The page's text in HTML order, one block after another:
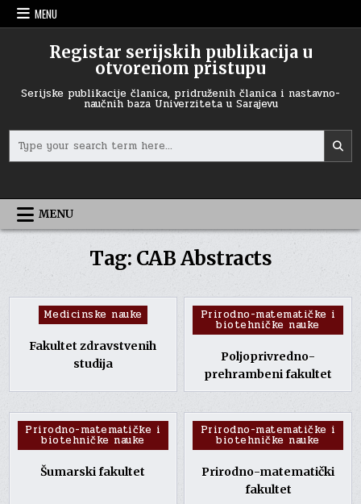
Skip
to
MENU
Registar serijskih publikacija u
otvorenom pristupu
Serijske publikacije članica, pridruženih članica i nastavno-
naučnih baza Univerziteta u Sarajevu
for:
MENU
Tag: CAB Abstracts
Posted
in
Medicinske nauke
Fakultet zdravstvenih
studija
Posted
Prirodno-matematičke i
biotehničke nauke
Poljoprivredno-
prehrambeni fakultet
Posted
Prirodno-matematičke i
biotehničke nauke
Šumarski fakultet
Posted
Prirodno-matematičke i
biotehničke nauke
Prirodno-matematički
fakultet